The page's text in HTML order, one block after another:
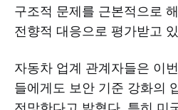
구조적 문제를 근본적으로
전향적 대응으로 평가받고
자동차 업계 관계자들은 이
들에게도 보안 기준 강화의